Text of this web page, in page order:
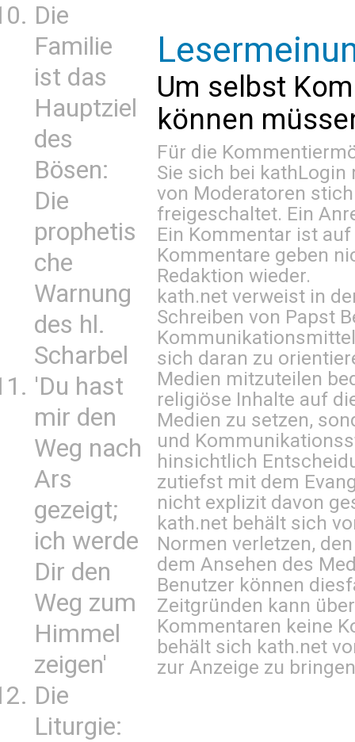
Die
Familie
ist das
Hauptziel
des
Bösen:
Die
prophetis
che
Warnung
des hl.
Scharbel
'Du hast
mir den
Weg nach
Ars
gezeigt;
ich werde
Dir den
Weg zum
Himmel
zeigen'
Die
Liturgie:
Um selbst
können
Für die
Sie sich bei kathLogin
von Moderatoren
freigeschaltet. Ein
Ein Kommentar ist
Kommentare geben
Redaktion wieder.
kath.net verweist in
Schreiben von Papst
sich daran zu
Medien mitzuteilen
religiöse Inhalte auf
Medien zu setzen,
und
hinsichtlich
zutiefst mit dem
nicht explizit davon
kath.net behält sich
Normen verletzen,
dem Ansehen des
Benutzer können
Zeitgründen kann
Kommentaren keine
behält sich kath.net
zur Anzeige zu